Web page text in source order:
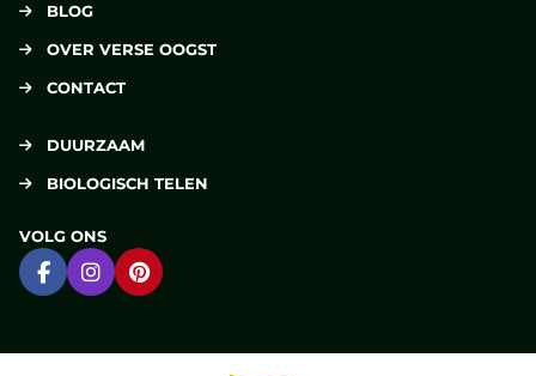
BLOG
OVER VERSE OOGST
CONTACT
DUURZAAM
BIOLOGISCH TELEN
VOLG ONS
Ga naar Facebook
Ga naar Instagram
Ga naar Pinterest